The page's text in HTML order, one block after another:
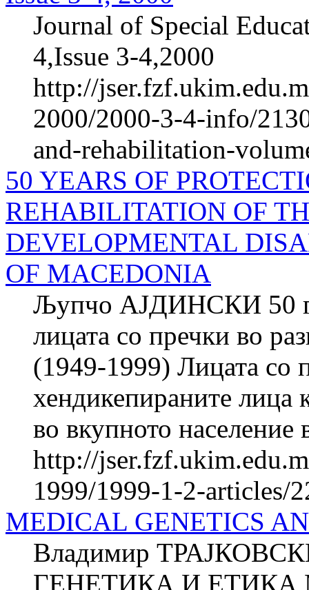
Journal of Special
4,Issue 3-4,2000
http://
2000/2000-3-4-info/
and-rehabilitation-
50 YEARS OF
REHABILITATION OF
DEVELOPMENTAL
OF MACEDONIA
Љупчо АЈДИНСКИ 50
лицата со пречки во
(1949-1999) Лицата со
хендикепираните лица
во вкупното население
http://
1999/1999-1-2-articles/
MEDICAL GENETICS
Владимир
ГЕНЕТИКА И ЕТИКА